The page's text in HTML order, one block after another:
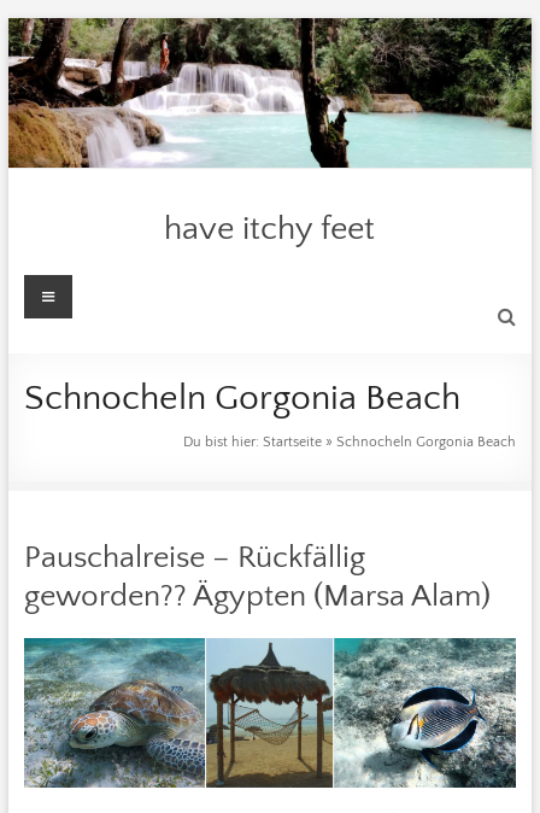
Zum
Inhalt
springen
have itchy feet
Menü
Schnocheln Gorgonia Beach
Du bist hier:Startseite »Schnocheln Gorgonia Beach
Pauschalreise – Rückfällig
geworden?? Ägypten (Marsa Alam)